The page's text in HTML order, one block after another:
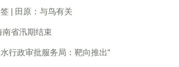
| 田原：与鸟有关
南省汛期结束
行政审批服务局：靶向推出“